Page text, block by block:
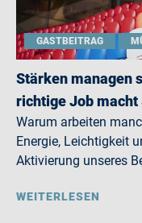
GASTBEITRAG
Stärken managen
richtige Job
Warum arbeiten
Energie, Leichtigkeit
Aktivierung unseres
WEITERLESEN